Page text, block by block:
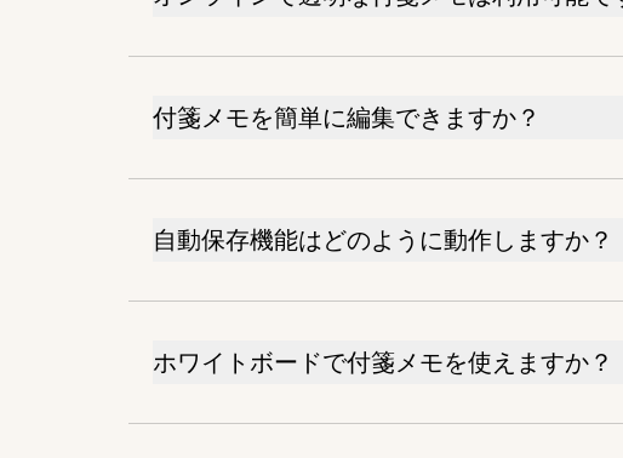
付箋メモを簡単に編集できますか？
自動保存機能はどのように動作しますか？
ホワイトボードで付箋メモを使えますか？